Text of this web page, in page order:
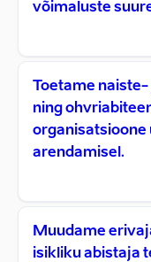
võimaluste
Toetame
ning
organisatsioone
arendamisel.
Muudame
isikliku abistaja